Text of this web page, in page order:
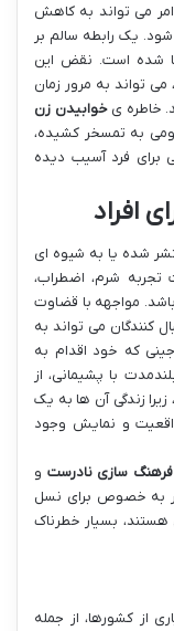
امر می تواند به کاهش
شود. یک رابطه سالم بر
شده است. نقض این
تواند به مرور زمان
خاطره یخوابیدن زن
به تمسخر کشیده،
برای فرد آسیب دیده
افراد
شده یا به شیوه ای
شرم، اضطراب،
مواجهه با قضاوت
کنندگان می تواند به
که خود اقدام به
با پشیمانی، از
زندگی آن ها به یک
و نمایش وجود
فرهنگ سازی نادرست و
به خصوص برای نسل
هستند، بسیار خطرناک
از کشورها، از جمله